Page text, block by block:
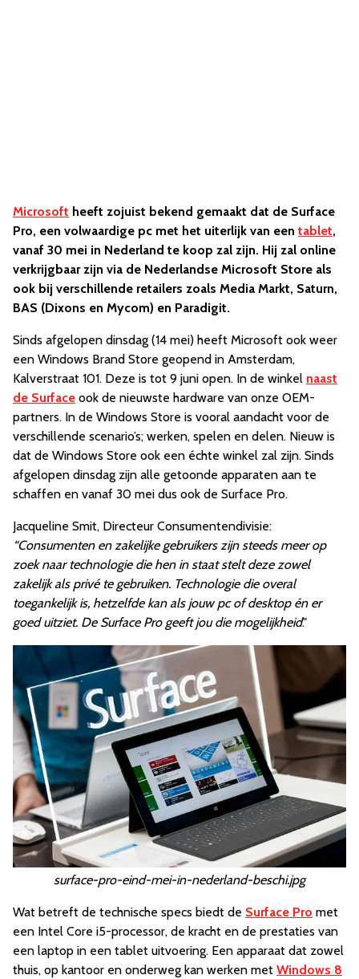
Microsoft heeft zojuist bekend gemaakt dat de Surface
Pro, een volwaardige pc met het uiterlijk van een tablet,
vanaf 30 mei in Nederland te koop zal zijn. Hij zal online
verkrijgbaar zijn via de Nederlandse Microsoft Store als
ook bij verschillende retailers zoals Media Markt, Saturn,
BAS (Dixons en Mycom) en Paradigit.
Sinds afgelopen dinsdag (14 mei) heeft Microsoft ook weer
een Windows Brand Store geopend in Amsterdam,
Kalverstraat 101. Deze is tot 9 juni open. In de winkel naast
de Surface ook de nieuwste hardware van onze OEM-
partners. In de Windows Store is vooral aandacht voor de
verschillende scenario’s; werken, spelen en delen. Nieuw is
dat de Windows Store ook een échte winkel zal zijn. Sinds
afgelopen dinsdag zijn alle getoonde apparaten aan te
schaffen en vanaf 30 mei dus ook de Surface Pro.
Jacqueline Smit, Directeur Consumentendivisie:
“Consumenten en zakelijke gebruikers zijn steeds meer op
zoek naar technologie die hen in staat stelt deze zowel
zakelijk als privé te gebruiken. Technologie die overal
toegankelijk is, hetzelfde kan als jouw pc of desktop én er
goed uitziet. De Surface Pro geeft jou die mogelijkheid."
surface-pro-eind-mei-in-nederland-beschi.jpg
Wat betreft de technische specs biedt de Surface Pro met
een Intel Core i5-processor, de kracht en de prestaties van
een laptop in een tablet uitvoering. Een apparaat dat zowel
thuis, op kantoor en onderweg kan werken met Windows 8